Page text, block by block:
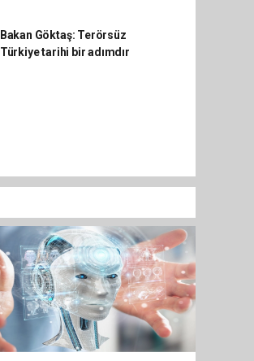
Bakan Göktaş: Terörsüz
Türkiye tarihi bir adımdır